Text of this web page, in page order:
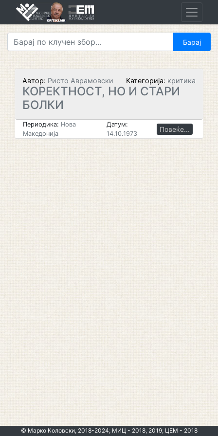
Автор: Ристо Аврамовски Категорија: критика
КОРЕКТНОСТ, НО И СТАРИ
БОЛКИ
Периодика: Нова
Македонија
Датум:
14.10.1973
Повеќе...
© Марко Коловски, 2018-2024; МИЦ - 2018, 2019; ЦЕМ - 2018